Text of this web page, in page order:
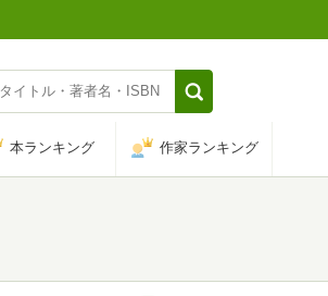
本ランキング 作家ランキング